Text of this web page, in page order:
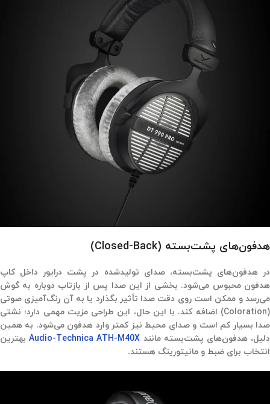
هدفون‌های پشت‌بسته (Closed-Back)
در هدفون‌های پشت‌بسته، صدای تولیدشده در پشت درایور داخل کاپ
هدفون محبوس می‌شود. بخشی از این صدا پس از بازتاب دوباره به گوش
می‌رسد و ممکن است روی دقت صدا تأثیر بگذارد یا به آن رنگ‌آمیزی صوتی
(Coloration) اضافه کند. با این حال، این طراحی مزیت مهمی دارد؛ نشتی
صدا بسیار کم است و صدای محیط نیز کمتر وارد هدفون می‌شود. به همین
دلیل، هدفون‌های پشت‌بسته مانند Audio-Technica ATH-M40Xبهترین
انتخاب برای ضبط و مانیتورینگ هستند.